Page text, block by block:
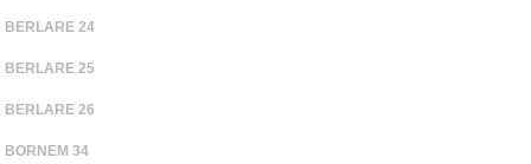
BERLARE 24
BERLARE 25
BERLARE 26
BORNEM 34